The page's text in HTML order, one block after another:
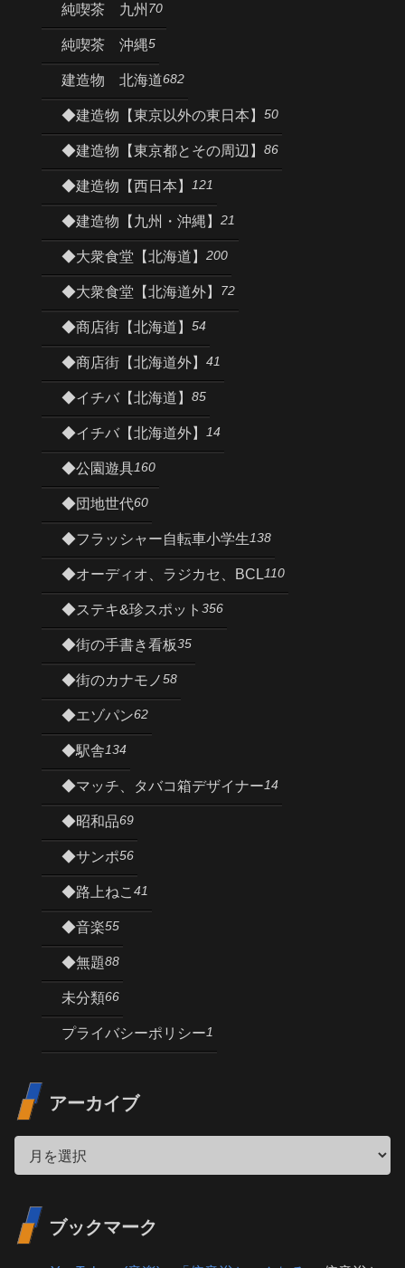
純喫茶 九州 70
純喫茶 沖縄5
建造物 北海道682
◆建造物【東京以外の東日本】 50
◆建造物【東京都とその周辺】 86
◆建造物【西日本】 121
◆建造物【九州・沖縄】 21
◆大衆食堂【北海道】 200
◆大衆食堂【北海道外】 72
◆商店街【北海道】 54
◆商店街【北海道外】 41
◆イチバ【北海道】 85
◆イチバ【北海道外】 14
◆公園遊具160
◆団地世代60
◆フラッシャー自転車小学生138
◆オーディオ、ラジカセ、BCL110
◆ステキ&珍スポット 356
◆街の手書き看板35
◆街のカナモノ58
◆エゾパン62
◆駅舎134
◆マッチ、タバコ箱デザイナー14
◆昭和品69
◆サンポ56
◆路上ねこ 41
◆音楽55
◆無題88
未分類66
プライバシーポリシー1
アーカイブ
ブックマーク